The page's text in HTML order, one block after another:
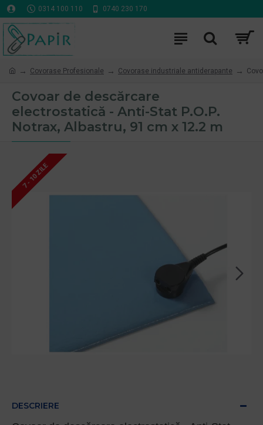
0314 100 110 0740 230 170
Covorase Profesionale Covorase industriale antiderapante
Covoar de descărcare
electrostatică - Anti-Stat P.O.P.
Notrax, Albastru, 91 cm x 12.2 m
7 - 10 ZILE
DESCRIERE